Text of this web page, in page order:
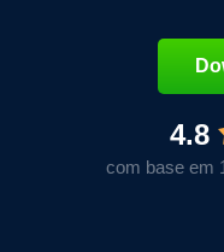
4.8
com base em